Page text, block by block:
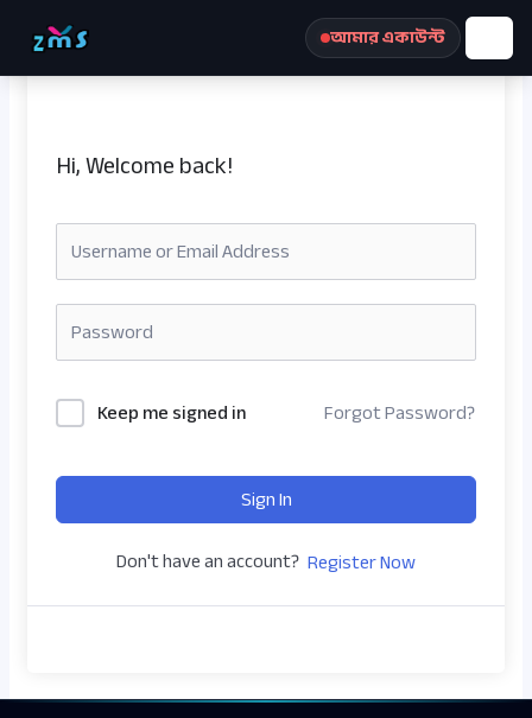
আমার একাউন্ট
Hi, Welcome back!
Keep me signed in Forgot Password?
Sign In
Don't have an account? Register Now